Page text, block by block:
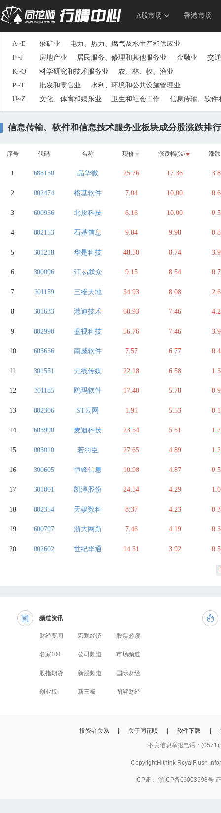
A股市场 香港市场
A~E 采矿业
电力、热力、燃气及水生产和供应业
F~J
房地产业 居民服务、修理和其他服务业 金融业
交
K~O
科学研究和技术服务业
农、林、牧、渔业
P~T
批发和零售业
水利、环境和公共设施管理业
U~Z
文化、体育和娱乐业 卫生和社会工作 信息传输、软件
信息传输、软件和信息技术服务业板块成分股涨跌排
序号 代码 名称 现价 涨跌幅(%) 涨跌
1 688130 晶华微 25.76 17.36
2 002474 榕基软件 7.04 10.00
3 600936 北投科技 6.16 10.00
4 002153 石基信息 9.04 9.98
5 301218 华是科技 48.50 8.74
6 300096 ST易联众 9.15 8.54
7 301159 三维天地 34.93 8.08
8 301633 港迪技术 60.93 7.46
9 002990 盛视科技 56.76 7.46
10 603636 南威软件 7.57 6.77
11 301551 无线传媒 22.18 6.58
12 301185 鸥玛软件 17.40 5.78
13 002306 ST云网 1.91 5.53
14 603990 麦迪科技 23.54 5.51
15 003010 若羽臣 27.65 4.89
16 300605 恒锋信息 10.98 4.87
17 301001 凯淳股份 24.54 4.29
18 002354 天娱数科 8.37 4.23
19 600797 浙大网新 7.46 4.19
20 002602 世纪华通 14.31 3.92
频道资讯
财经要闻 宏观经济 股票必读
名家100 公司频道 市场频道
股指期货 新股频道 国际财经
创业板 新三板 图解财经
投资者关系 关于同花顺 软件下载
不良信息举报电话：
CopyrightHithink RoyalFlush
ICP证： 浙ICP备09003598号